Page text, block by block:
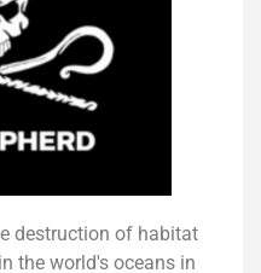
destruction of habitat
the world's oceans in